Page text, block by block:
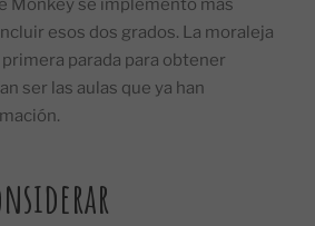
Monkey se implementó más
esos dos grados. La moraleja
parada para obtener
ser las aulas que ya han